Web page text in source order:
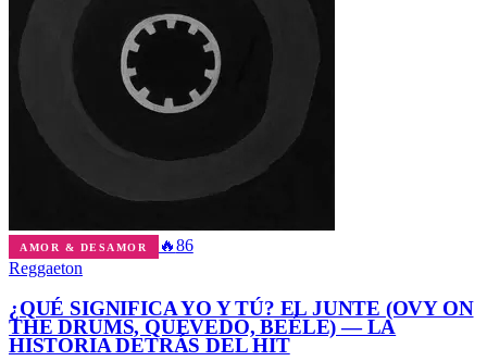
AMOR & DESAMOR 🔥86
Reggaeton
¿QUÉ SIGNIFICA YO Y TÚ? EL JUNTE (OVY ON
THE DRUMS, QUEVEDO, BEÉLE) — LA
HISTORIA DETRÁS DEL HIT